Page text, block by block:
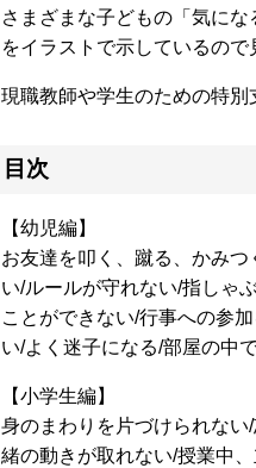
さまざまな子どもの「気に
をイラストで示しているので
現職教師や学生のための特別
目次
【幼児編】
お友達を叩く、蹴る、かみ
い/ルールが守れない/指しゃ
ことができない/行事への参
い/よく迷子になる/部屋の中
【小学生編】
身のまわりを片づけられな
緒の動きが取れない/授業中